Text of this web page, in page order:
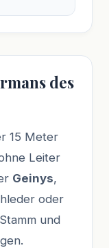
des
15 Meter
Leiter
Geinys,
oder
und